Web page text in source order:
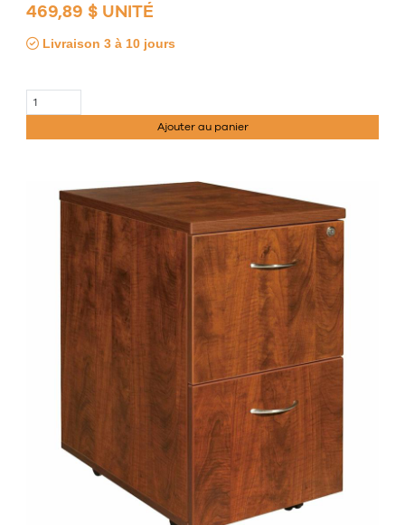
469,89 $ UNITÉ
Livraison 3 à 10 jours
Ajouter au panier